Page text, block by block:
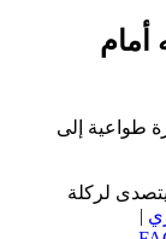
أمام
طواعية إلى
لركلة
|